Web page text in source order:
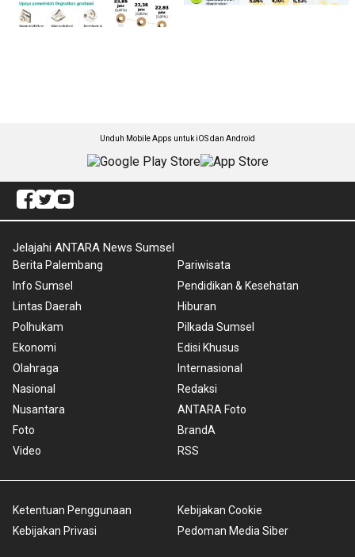
Unduh Mobile Apps untuk iOS dan Android
Jelajahi ANTARA News Sumsel
Berita Palembang
Info Sumsel
Lintas Daerah
Polhukam
Ekonomi
Olahraga
Nasional
Nusantara
Foto
Video
Pariwisata
Pendidikan & Kesehatan
Hiburan
Pilkada Sumsel
Edisi Khusus
Internasional
Redaksi
ANTARA Foto
BrandA
RSS
Ketentuan Penggunaan
Kebijakan Privasi
Kebijakan Cookie
Pedoman Media Siber